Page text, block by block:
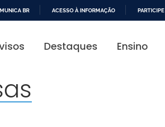
BR ACESSO À INFORMAÇÃO PARTICIPE
Destaques Ensino